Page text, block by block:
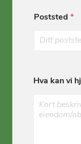
Poststed *
Hva kan vi